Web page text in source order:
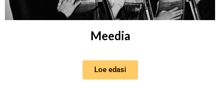
Meedia
Loe edasi